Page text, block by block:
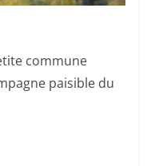
commune
paisible du